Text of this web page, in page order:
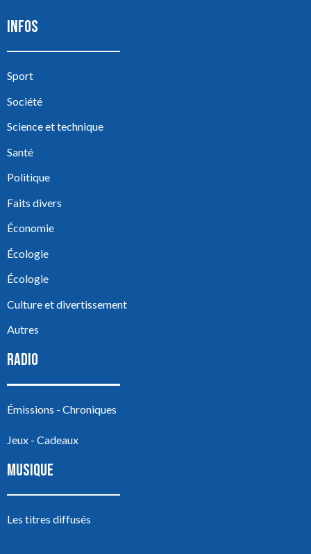
INFOS
Sport
Société
Science et technique
Santé
Politique
Faits divers
Économie
Écologie
Écologie
Culture et divertissement
Autres
RADIO
Émissions - Chroniques
Jeux - Cadeaux
MUSIQUE
Les titres diffusés